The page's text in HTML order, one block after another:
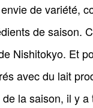
de variété,
de saison.
Nishitokyo. Et
avec du lait
la saison, il y